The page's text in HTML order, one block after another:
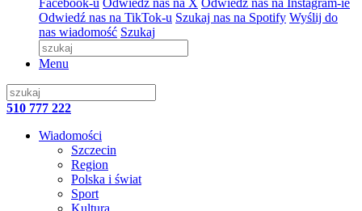
Facebook-u Odwiedź nas na X Odwiedź nas na Instagram-ie
Odwiedź nas na TikTok-u Szukaj nas na Spotify Wyślij do
nas wiadomość Szukaj
Menu
510 777 222
Wiadomości
Szczecin
Region
Polska i świat
Sport